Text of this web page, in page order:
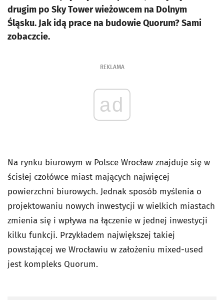
drugim po Sky Tower wieżowcem na Dolnym
Śląsku. Jak idą prace na budowie Quorum? Sami
zobaczcie.
REKLAMA
ad
Na rynku biurowym w Polsce Wrocław znajduje się w
ścisłej czołówce miast mających najwięcej
powierzchni biurowych. Jednak sposób myślenia o
projektowaniu nowych inwestycji w wielkich miastach
zmienia się i wpływa na łączenie w jednej inwestycji
kilku funkcji. Przykładem największej takiej
powstającej we Wrocławiu w założeniu mixed-used
jest kompleks Quorum.